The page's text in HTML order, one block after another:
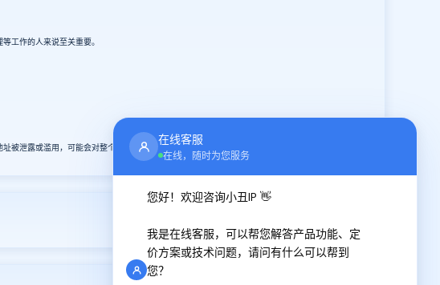
工作的人来说至关重要。
被泄露或滥用，可能会对整个代理服务造成严重影响。
在线客服
在线，随时为您服务
您好！欢迎咨询小丑IP 👋
我是在线客服，可以帮您解答产品功能、定
价方案或技术问题，请问有什么可以帮到
您？